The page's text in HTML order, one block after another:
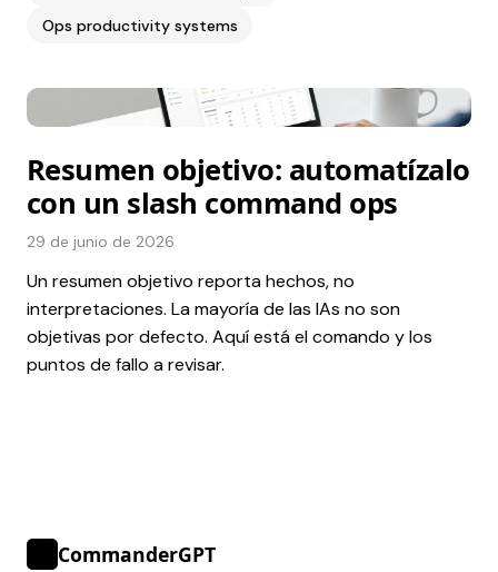
Ops productivity systems
Resumen objetivo: automatízalo
con un slash command ops
29 de junio de 2026
Un resumen objetivo reporta hechos, no
interpretaciones. La mayoría de las IAs no son
objetivas por defecto. Aquí está el comando y los
puntos de fallo a revisar.
CommanderGPT